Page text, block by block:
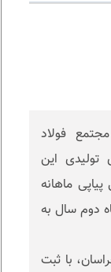
فولاد
تولیدی این
پیاپی ماهانه
دوم سال به
با ثبت